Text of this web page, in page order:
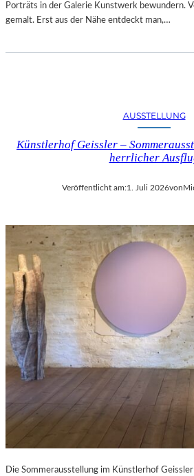
Porträts in der Galerie Kunstwerk bewundern.
gemalt. Erst aus der Nähe entdeckt man,…
AUSSTELLUNG
Künstlerhof Geissler –
herrlicher
Veröffentlicht am:1. Juli 2026von
Die Sommerausstellung im Künstlerhof